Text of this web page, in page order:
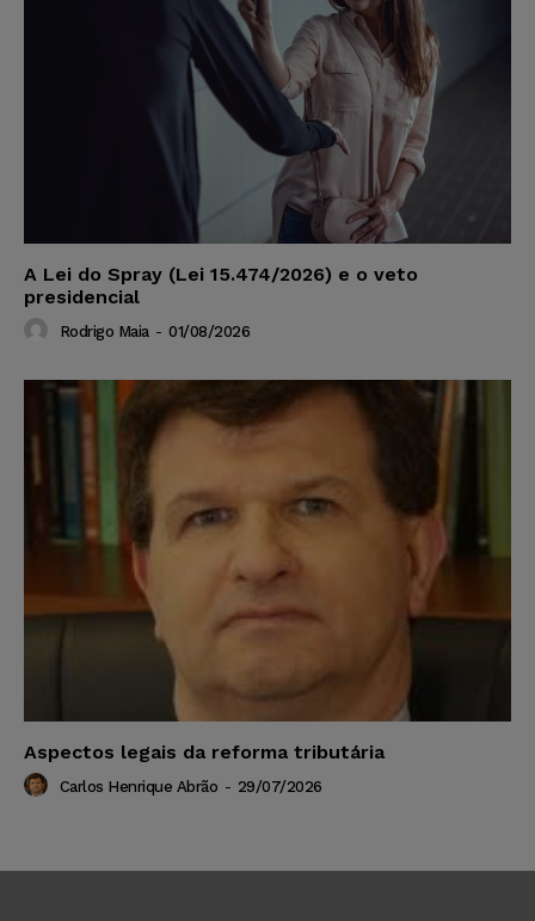
A Lei do Spray (Lei 15.474/2026) e o veto
presidencial
Rodrigo Maia - 01/08/2026
Aspectos legais da reforma tributária
Carlos Henrique Abrão - 29/07/2026